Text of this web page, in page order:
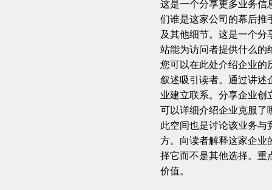
这是一个分享更多业务
们谁是这家公司的幕后
及其他细节。这是一个
站能为访问者提供什么的
您可以在此处介绍企业
叙述吸引读者。通过讲
业建立联系。分享企业
可以详细介绍企业克服
此空间也是讨论该业务
方。向读者解释这家企
择它而不是其他选择。
价值。